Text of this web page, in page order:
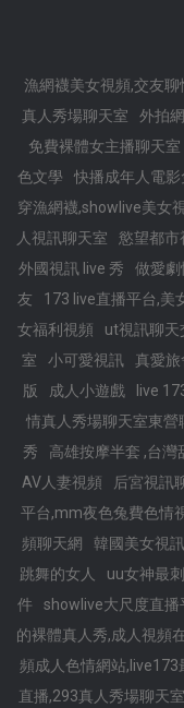
漁網襪美女視頻,交友聊
真人秀場聊天室
外拍
免費裸體女主播聊天室
色文學
快播成年人電
穿漁網襪,showlive美女
人視訊聊天室
慾望都市
外國視訊 live 秀
做愛劇
友
173 live直播平台,美
女福利視頻
ut視訊聊天
室
小可愛視訊 真愛旅
版
成人小遊戲 live
情真人秀場聊天室東營
秀
高雄按摩半套 ,台
AV人妻視頻
后宮視訊
平台,mm夜色兔費色情
頻聊天網
韓國美女視
跳舞的女人
uu女神最
件
showlive大尺度直播
的裸體真人秀,成人視頻
頻成人色情網站,live173
直播,293真人秀場聊天室